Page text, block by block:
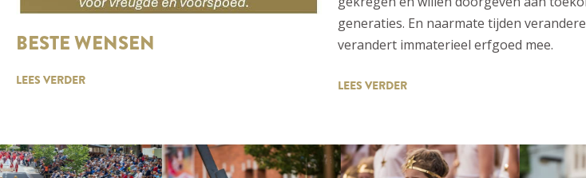
BESTE WENSEN
LEES VERDER
generaties. En naarmate tijden
verandert immaterieel erfgoed mee.
LEES VERDER